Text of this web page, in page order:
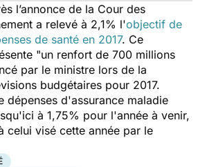
l’annonce de la Cour des
a relevé à 2,1% l'objectif de
de santé en 2017. Ce
"un renfort de 700 millions
par le ministre lors de la
budgétaires pour 2017.
dépenses d'assurance maladie
à 1,75% pour l'année à venir,
celui visé cette année par le